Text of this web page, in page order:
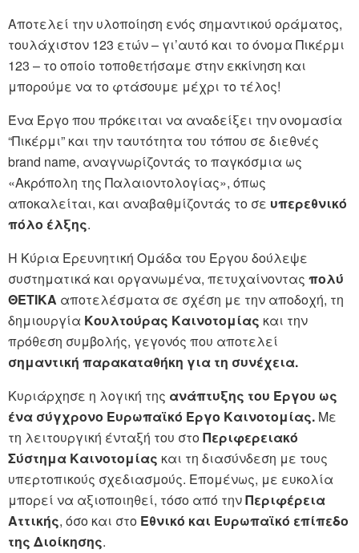
Αποτελεί την υλοποίηση ενός σημαντικού οράματος,
τουλάχιστον 123 ετών – γι’αυτό και το όνομα Πικέρμι
123 – το οποίο τοποθετήσαμε στην εκκίνηση και
μπορούμε να το φτάσουμε μέχρι το τέλος!
Ένα Έργο που πρόκειται να αναδείξει την ονομασία
“Πικέρμι” και την ταυτότητα του τόπου σε διεθνές
brand name, αναγνωρίζοντάς το παγκόσμια ως
«Ακρόπολη της Παλαιοντολογίας», όπως
αποκαλείται, και αναβαθμίζοντάς το σε υπερεθνικό
πόλο έλξης.
Η Κύρια Ερευνητική Ομάδα του Έργου δούλεψε
συστηματικά και οργανωμένα, πετυχαίνοντας πολύ
ΘΕΤΙΚΑ αποτελέσματα σε σχέση με την αποδοχή, τη
δημιουργία Κουλτούρας Καινοτομίας και την
πρόθεση συμβολής, γεγονός που αποτελεί
σημαντική παρακαταθήκη για τη συνέχεια.
Κυριάρχησε η λογική της ανάπτυξης του Έργου ως
ένα σύγχρονο Ευρωπαϊκό Έργο Καινοτομίας. Με
τη λειτουργική ένταξή του στοΠεριφερειακό
Σύστημα Καινοτομίας και τη διασύνδεση με τους
υπερτοπικούς σχεδιασμούς. Επομένως, με ευκολία
μπορεί να αξιοποιηθεί, τόσο από τηνΠεριφέρεια
Αττικής, όσο και στο Εθνικό και Ευρωπαϊκό επίπεδο
της Διοίκησης.